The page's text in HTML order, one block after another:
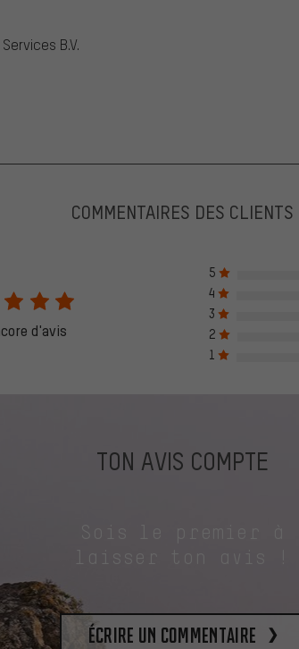
B.V.
COMMENTAIRES DES CLIENTS
d'avis
5
4
3
2
1
TON AVIS COMPTE
laisser ton avis !
Écrire un commentaire